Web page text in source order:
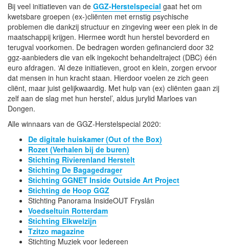
Bij veel initiatieven van de GGZ-Herstelspecial gaat het om
kwetsbare groepen (ex-)cliënten met ernstig psychische
problemen die dankzij structuur en zingeving weer een plek in de
maatschappij krijgen. Hiermee wordt hun herstel bevorderd en
terugval voorkomen. De bedragen worden gefinancierd door 32
ggz-aanbieders die van elk ingekocht behandeltraject (DBC) één
euro afdragen. ‘Al deze initiatieven, groot en klein, zorgen ervoor
dat mensen in hun kracht staan. Hierdoor voelen ze zich geen
cliënt, maar juist gelijkwaardig. Met hulp van (ex) cliënten gaan zij
zelf aan de slag met hun herstel’, aldus jurylid Marloes van
Dongen.
Alle winnaars van de GGZ-Herstelspecial 2020:
De digitale huiskamer (Out of the Box)
Rozet (Verhalen bij de buren)
Stichting Rivierenland Herstelt
Stichting De Bagagedrager
Stichting GGNET Inside Outside Art Project
Stichting de Hoop GGZ
Stichting Panorama InsideOUT Fryslân
Voedseltuin Rotterdam
Stichting Elkwelzijn
Tzitzo magazine
Stichting Muziek voor Iedereen